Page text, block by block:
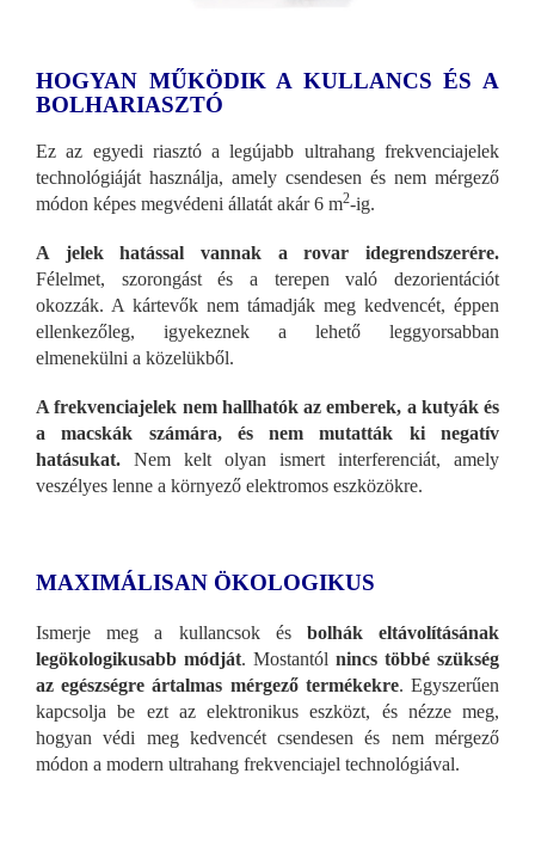
HOGYAN MŰKÖDIK A KULLANCS ÉS A
BOLHARIASZTÓ
Ez az egyedi riasztó a legújabb ultrahang frekvenciajelek
technológiáját használja, amely csendesen és nem mérgező
módon képes megvédeni állatát akár 6 m2-ig.
A jelek hatással vannak a rovar idegrendszerére.
Félelmet, szorongást és a terepen való dezorientációt
okozzák. A kártevők nem támadják meg kedvencét, éppen
ellenkezőleg, igyekeznek a lehető leggyorsabban
elmenekülni a közelükből.
A frekvenciajelek nem hallhatók az emberek, a kutyák és
a macskák számára, és nem mutatták ki negatív
hatásukat. Nem kelt olyan ismert interferenciát, amely
veszélyes lenne a környező elektromos eszközökre.
MAXIMÁLISAN ÖKOLOGIKUS
Ismerje meg a kullancsok és bolhák eltávolításának
legökologikusabb módját. Mostantól nincs többé szükség
az egészségre ártalmas mérgező termékekre. Egyszerűen
kapcsolja be ezt az elektronikus eszközt, és nézze meg,
hogyan védi meg kedvencét csendesen és nem mérgező
módon a modern ultrahang frekvenciajel technológiával.